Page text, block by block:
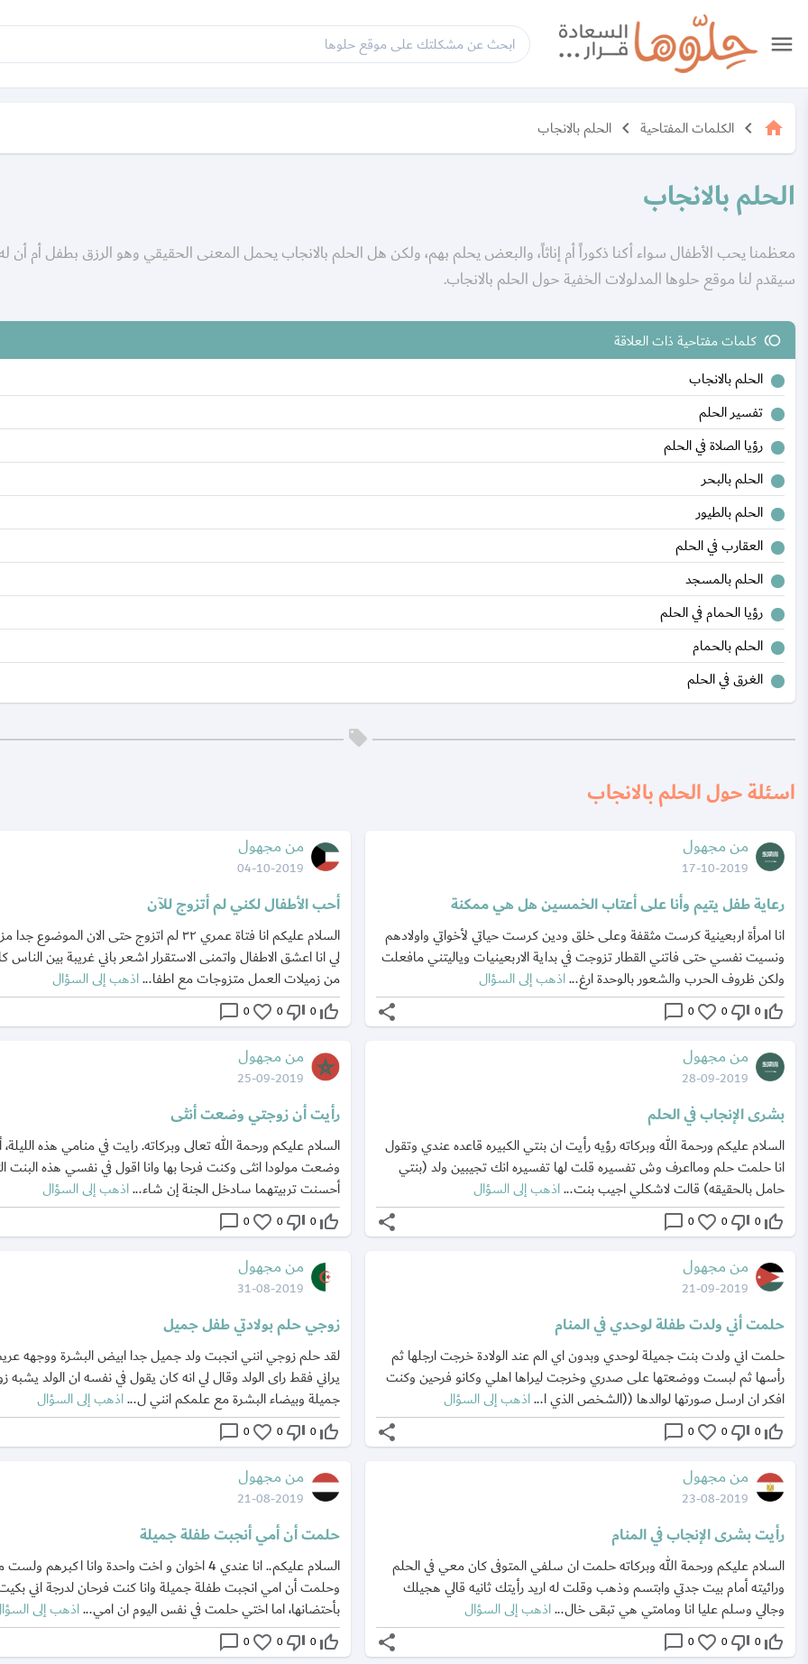
menu
home
keyboard_arrow_left الكلمات المفتاحية keyboard_arrow_left الحلم بالانجاب
الحلم بالانجاب
معظمنا يحب الأطفال سواء أكنا ذكوراً أم إناثاً، والبعض يحلم بهم، ولكن هل الحلم بالانجاب يحمل المعنى الحقيقي وهو الرزق بطفل أم أن
سيقدم لنا موقع حلوها المدلولات الخفية حول الحلم بالانجاب.
toll كلمات مفتاحية ذات العلاقة
الحلم بالانجاب
تفسير الحلم
رؤيا الصلاة في الحلم
الحلم بالبحر
الحلم بالطيور
العقارب في الحلم
الحلم بالمسجد
رؤيا الحمام في الحلم
الحلم بالحمام
الغرق في الحلم
اسئلة حول الحلم بالانجاب
من مجهول
17-10-2019
رعاية طفل يتيم وأنا على أعتاب الخمسين هل هي ممكنة
انا امرأة اربعينية كرست مثقفة وعلى خلق ودين كرست حياتي لأخواتي واولادهم
ونسيت نفسي حتى فاتني القطار تزوجت في بداية الاربعينيات وياليتني مافعلت
ولكن ظروف الحرب والشعور بالوحدة ارغ...اذهب إلى السؤال
thumb_up_off_alt
0
thumb_down_off_alt
0
favorite_border
0
chat_bubble_outline
share
من مجهول
04-10-2019
أحب الأطفال لكني لم أتزوج للآن
السلام عليكم انا فتاة عمري ٣٢ لم اتزوج حتى الان
لي انا اعشق الاطفال واتمنى الاستقرار اشعر باني غريبة بين
من زميلات العمل متزوجات مع اطفا...اذهب إلى السؤال
thumb_up_off_alt
0
thumb_down_off_alt
0
favorite_border
0
chat_bubble_outline
من مجهول
28-09-2019
بشرى الإنجاب في الحلم
السلام عليكم ورحمة الله وبركاته رؤيه رأيت ان بنتي الكبيره قاعده عندي وتقول
انا حلمت حلم ومااعرف وش تفسيره قلت لها تفسيره انك تجيبين ولد (بنتي
حامل بالحقيقه) قالت لاشكلي اجيب بنت...اذهب إلى السؤال
thumb_up_off_alt
0
thumb_down_off_alt
0
favorite_border
0
chat_bubble_outline
share
من مجهول
25-09-2019
رأيت أن زوجتي وضعت أنثى
السلام عليكم ورحمة الله تعالى وبركاته. رايت في منامي هذه
وضعت مولودا انثى وكنت فرحا بها وانا اقول في نفسي هذه البنت
أحسنت تربيتهما سادخل الجنة إن شاء...اذهب إلى السؤال
thumb_up_off_alt
0
thumb_down_off_alt
0
favorite_border
0
chat_bubble_outline
من مجهول
21-09-2019
حلمت أني ولدت طفلة لوحدي في المنام
حلمت اني ولدت بنت جميلة لوحدي وبدون اي الم عند الولادة خرجت ارجلها ثم
رأسها ثم لبست ووضعتها على صدري وخرجت ليراها اهلي وكانو فرحين وكنت
افكر ان ارسل صورتها لوالدها ((الشخص الذي ا...اذهب إلى السؤال
thumb_up_off_alt
0
thumb_down_off_alt
0
favorite_border
0
chat_bubble_outline
share
من مجهول
31-08-2019
زوجي حلم بولادتي طفل جميل
لقد حلم زوجي انني انجبت ولد جميل جدا ابيض البشرة ووجهه
يراني فقط راى الولد وقال لي انه كان يقول في نفسه ان الولد يشبه
جميلة وبيضاء البشرة مع علمكم انني ل...اذهب إلى السؤال
thumb_up_off_alt
0
thumb_down_off_alt
0
favorite_border
0
chat_bubble_outline
من مجهول
23-08-2019
رأيت بشرى الإنجاب في المنام
السلام عليكم ورحمة الله وبركاته حلمت ان سلفي المتوفى كان معي في الحلم
ورائيته أمام بيت جدتي وابتسم وذهب وقلت له اريد رأيتك ثانيه قالي هجيلك
وجالي وسلم عليا انا ومامتي هي تبقى خال...اذهب إلى السؤال
thumb_up_off_alt
0
thumb_down_off_alt
0
favorite_border
0
chat_bubble_outline
share
من مجهول
21-08-2019
حلمت أن أمي أنجبت طفلة جميلة
السلام عليكم.. انا عندي 4 اخوان و اخت واحدة وانا اكبرهم
وحلمت أن امي انجبت طفلة جميلة وانا كنت فرحان لدرجة اني
بأحتضانها، اما اختي حلمت في نفس اليوم ان امي...اذهب إلى
thumb_up_off_alt
0
thumb_down_off_alt
0
favorite_border
0
chat_bubble_outline